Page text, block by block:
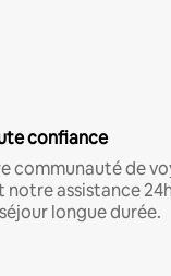
confiance
communauté de
notre assistance
longue durée.